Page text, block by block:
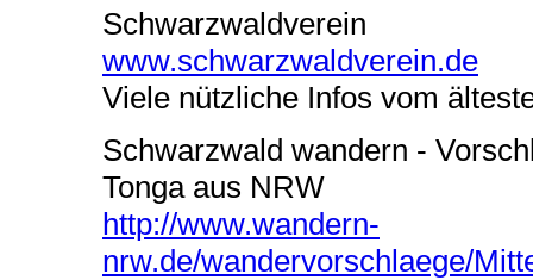
Schwarzwaldverein
www.schwarzwaldverein.de
Viele nützliche Infos vom
Schwarzwald wandern -
Tonga aus NRW
http://www.wandern-
nrw.de/wandervorschlaege/